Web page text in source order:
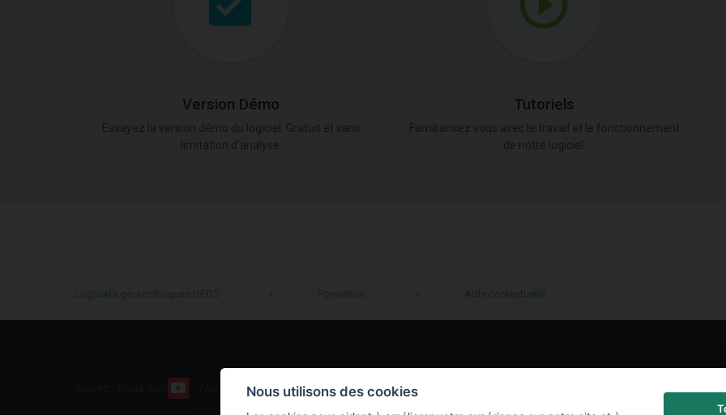
Version Démo Tutoriels
Facebook LinkedIn
Nous utilisons des cookies